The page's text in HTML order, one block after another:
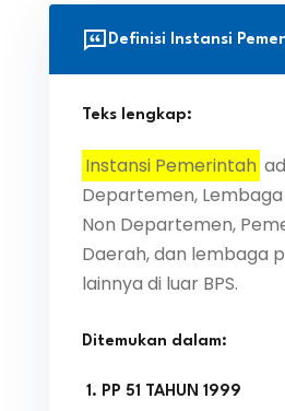
Definisi Instansi
Teks lengkap:
Instansi Pemerintah
Departemen,
Non Departemen,
Daerah, dan lembaga
lainnya di luar BPS.
Ditemukan dalam:
PP 51 TAHUN 1999